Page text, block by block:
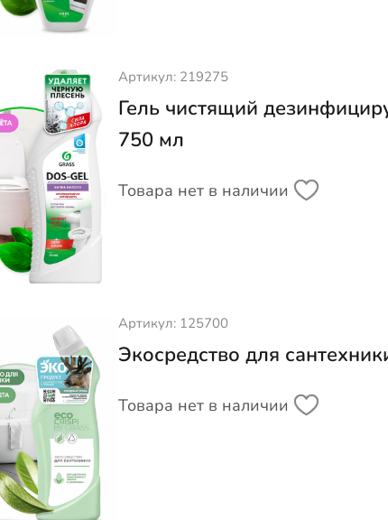
Артикул: 219275
Гель чистящий
750 мл
Товара нет в наличии
Артикул: 125700
Экосредство для
Товара нет в наличии